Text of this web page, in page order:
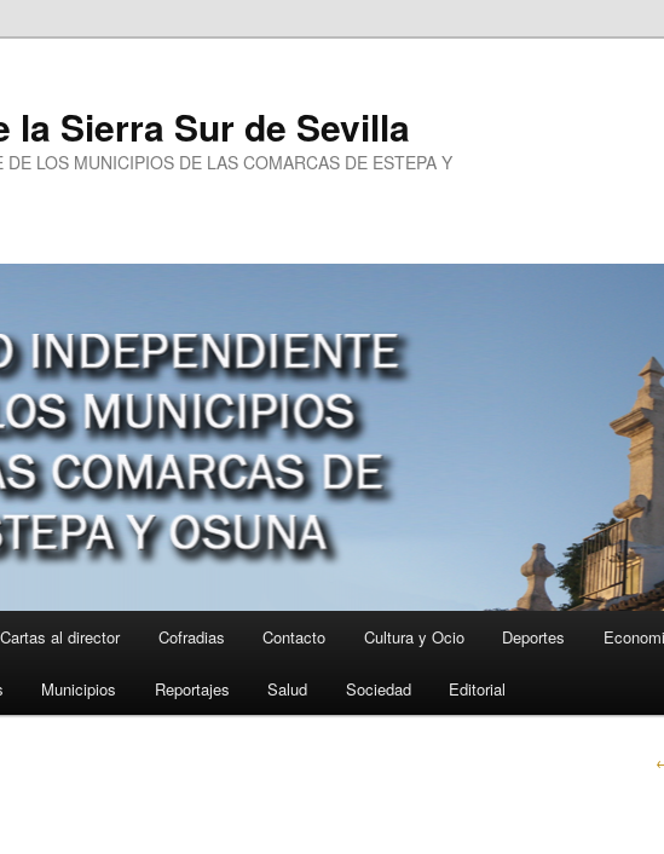
la Sierra Sur de Sevilla
LOS MUNICIPIOS DE LAS COMARCAS DE ESTEPA Y
Cartas al director Cofradias Contacto Cultura y Ocio Deportes
Municipios Reportajes Salud Sociedad Editorial